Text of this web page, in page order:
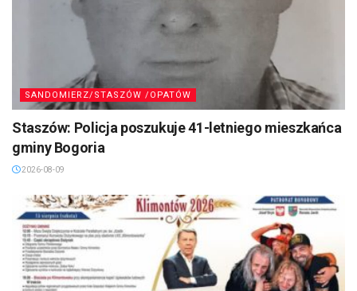
SANDOMIERZ/STASZÓW /OPATÓW
Staszów: Policja poszukuje 41-letniego mieszkańca
gminy Bogoria
2026-08-09